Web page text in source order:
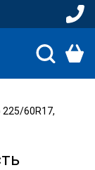
60R17,